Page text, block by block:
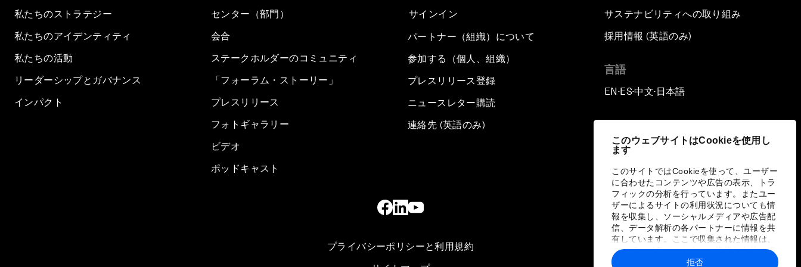
このウェブサイトはCookieを使用し
ます
このサイトではCookieを使って、ユーザー
に合わせたコンテンツや広告の表示、トラ
フィックの分析を行っています。またユー
ザーによるサイトの利用状況についても情
報を収集し、ソーシャルメディアや広告配
信、データ解析の各パートナーに情報を共
有しています。ここで収集された情報は、
ユーザーが各パートナーに提供した他の情
報や各パートナーのサービスを使用した際
拒否
私たちのストラテジー
私たちのアイデンティティ
私たちの活動
リーダーシップとガバナンス
インパクト
センター（部門）
会合
ステークホルダーのコミュニティ
「フォーラム・ストーリー」
プレスリリース
フォトギャラリー
ビデオ
ポッドキャスト
サインイン
パートナー（組織）について
参加する（個人、組織）
プレスリリース登録
ニュースレター購読
連絡先 (英語のみ)
サステナビリティへの取り組み
採用情報 (英語のみ)
言語
EN ▪ES▪中文▪ 日本語
プライバシーポリシーと利用規約